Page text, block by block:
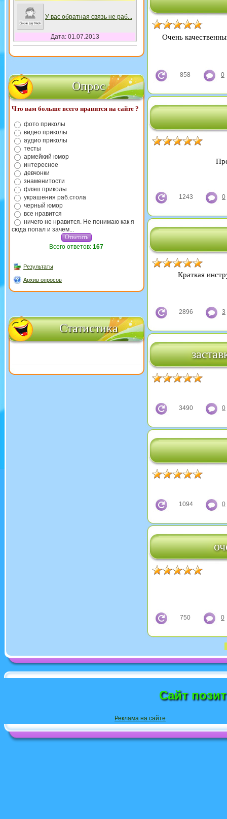
У вас обратная связь не раб...
Дата: 01.07.2013
Опрос
Что вам больше всего нравится на сайте ?
фото приколы
видео приколы
аудио приколы
тесты
армейкий юмор
интересное
девчонки
знаменитости
флэш приколы
украшения раб.стола
черный юмор
все нравится
ничего не нравится. Не понимаю как я
сюда попал и зачем...
Всего ответов: 167
Результаты
Архив опросов
Статистика
Очень
858 0
1243 0
Краткая
2896 3
3490 0
1094 0
750 0
Сайт
Реклама на сайте